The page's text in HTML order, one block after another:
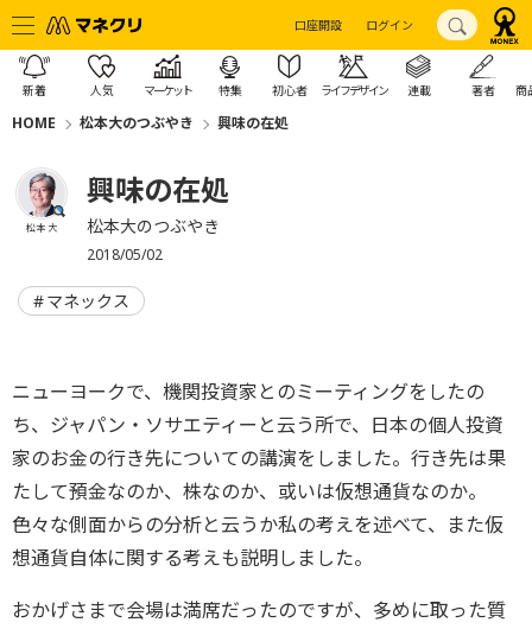
口座開設 ログイン
新着 人気 マーケット 特集 初心者 ライフデザイン 連載 著者 商
HOME 松本大のつぶやき 興味の在処
松本 大
興味の在処
松本大のつぶやき
2018/05/02
マネックス
ニューヨークで、機関投資家とのミーティングをしたの
ち、ジャパン・ソサエティーと云う所で、日本の個人投資
家のお金の行き先についての講演をしました。行き先は果
たして預金なのか、株なのか、或いは仮想通貨なのか。
色々な側面からの分析と云うか私の考えを述べて、また仮
想通貨自体に関する考えも説明しました。
おかげさまで会場は満席だったのですが、多めに取った質